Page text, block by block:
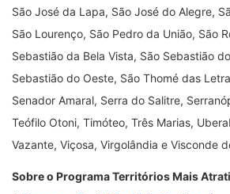
São José da Lapa, São José do Alegre,
São Lourenço, São Pedro da União, São
Sebastião da Bela Vista, São Sebastião
Sebastião do Oeste, São Thomé das
Senador Amaral, Serra do Salitre,
Teófilo Otoni, Timóteo, Três Marias,
Vazante, Viçosa, Virgolândia e Visconde
Sobre o Programa Territórios Mais